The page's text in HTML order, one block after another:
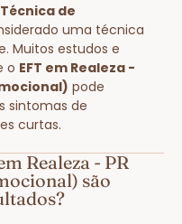
de
uma técnica
Muitos estudos e
o EFT em Realeza -
pode
sintomas de
curtas.
Realeza - PR
são